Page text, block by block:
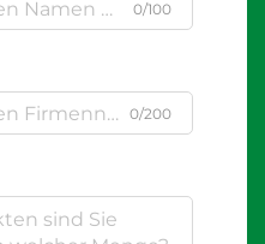
0/100
0/200